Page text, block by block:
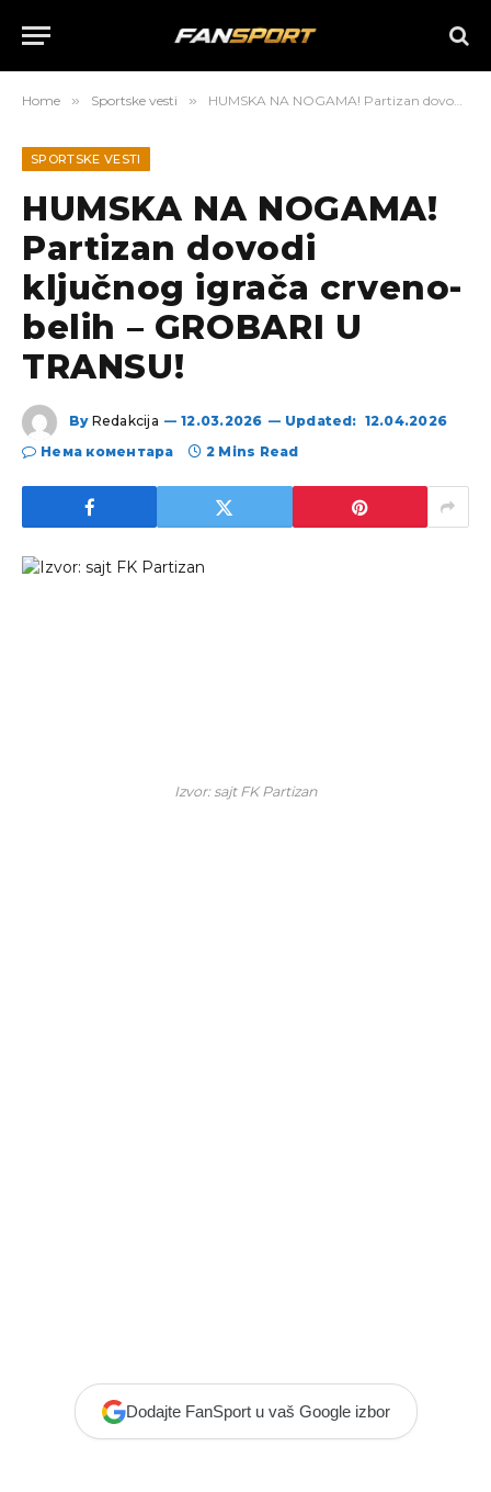
Home » Sportske vesti » HUMSKA NA NOGAMA! Partizan dovodi ključnog igrača crveno-belih – GROBARI U TRANSU!
SPORTSKE VESTI
HUMSKA NA NOGAMA!
Partizan dovodi
ključnog igrača crveno-
belih – GROBARI U
TRANSU!
By Redakcija 12.03.2026 Updated: 12.04.2026
Нема коментара
2 Mins Read
Izvor: sajt FK Partizan
Dodajte FanSport u vaš Google izbor